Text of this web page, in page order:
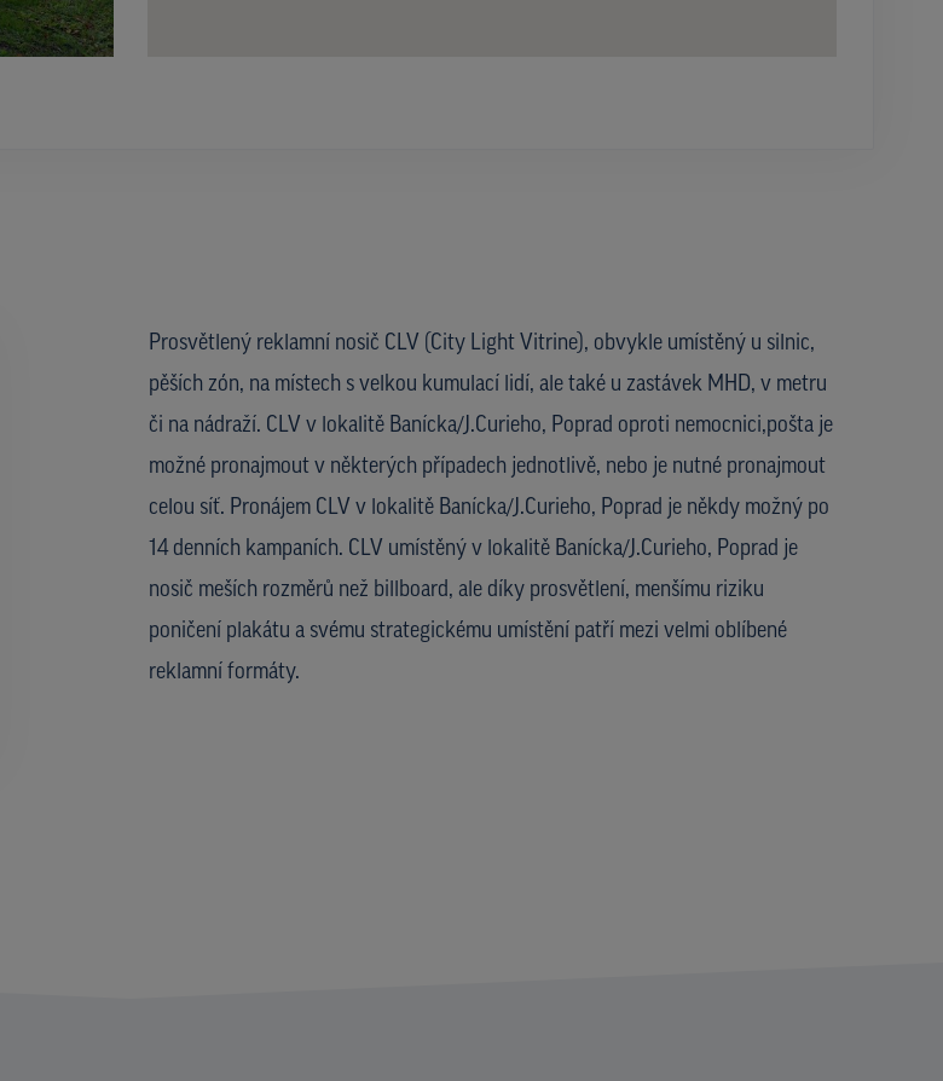
Prosvětlený reklamní nosič CLV (City Light Vitrine), obvykle umístěný u silnic,
pěších zón, na místech s velkou kumulací lidí, ale také u zastávek MHD, v metru
či na nádraží. CLV v lokalitě Banícka/J.Curieho, Poprad oproti nemocnici,pošta je
možné pronajmout v některých případech jednotlivě, nebo je nutné pronajmout
celou síť. Pronájem CLV v lokalitě Banícka/J.Curieho, Poprad je někdy možný po
14 denních kampaních. CLV umístěný v lokalitě Banícka/J.Curieho, Poprad je
nosič meších rozměrů než billboard, ale díky prosvětlení, menšímu riziku
poničení plakátu a svému strategickému umístění patří mezi velmi oblíbené
reklamní formáty.